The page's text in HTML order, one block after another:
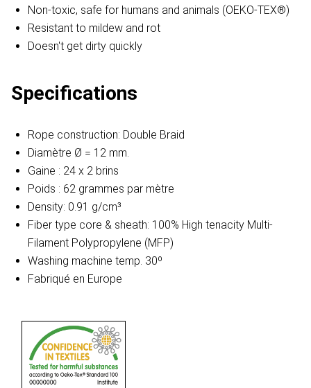
Non-toxic, safe for humans and animals (OEKO-TEX®)
Resistant to mildew and rot
Doesn't get dirty quickly
Specifications
Rope construction: Double Braid
Diamètre Ø = 12 mm.
Gaine : 24 x 2 brins
Poids : 62 grammes par mètre
Density: 0.91 g/cm³
Fiber type core & sheath: 100% High tenacity Multi-
Filament Polypropylene (MFP)
Washing machine temp. 30º
Fabriqué en Europe